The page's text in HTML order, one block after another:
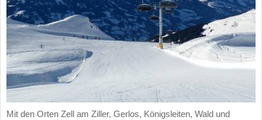
Mit den Orten Zell am Ziller, Gerlos, Königsleiten, Wald und